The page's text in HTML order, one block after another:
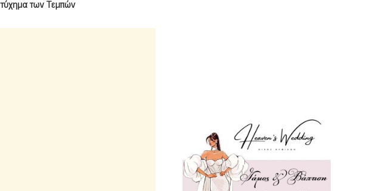
των Τεμπών